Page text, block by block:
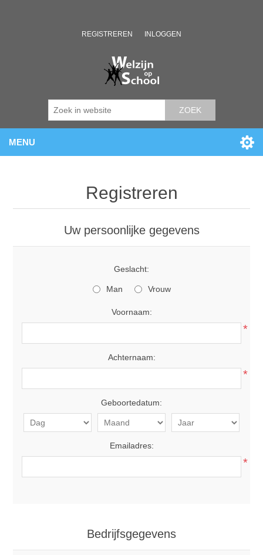
REGISTREREN INLOGGEN
ZOEK
MENU
Registreren
Uw persoonlijke gegevens
Geslacht:
Man Vrouw
Voornaam:
*
Achternaam:
*
Geboortedatum:
Emailadres:
*
Bedrijfsgegevens